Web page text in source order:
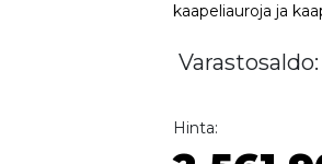
kaapeliauroja ja
Varastosaldo:
Hinta: